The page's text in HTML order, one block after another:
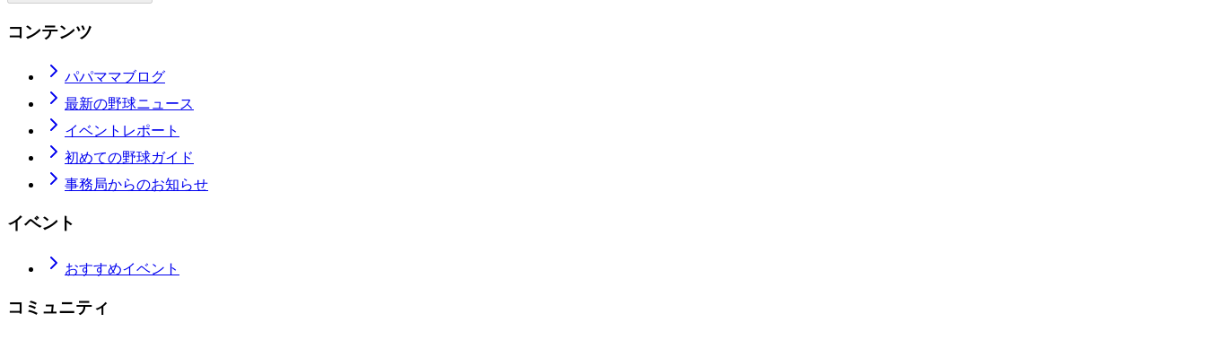
コンテンツ
パパママブログ
最新の野球ニュース
イベントレポート
初めての野球ガイド
事務局からのお知らせ
イベント
おすすめイベント
コミュニティ